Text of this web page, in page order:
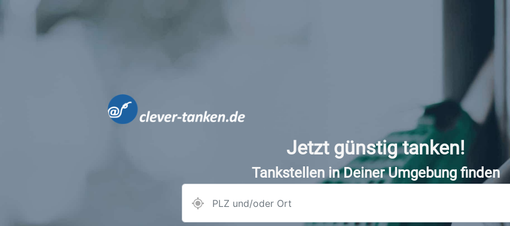
Jetzt günstig tanken!
Tankstellen in Deiner Umgebung finden